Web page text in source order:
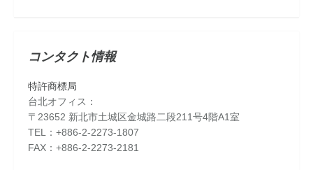
コンタクト情報
特許商標局
台北オフィス：
〒23652 新北市土城区金城路二段211号4階A1室
TEL：+886-2-2273-1807
FAX：+886-2-2273-2181